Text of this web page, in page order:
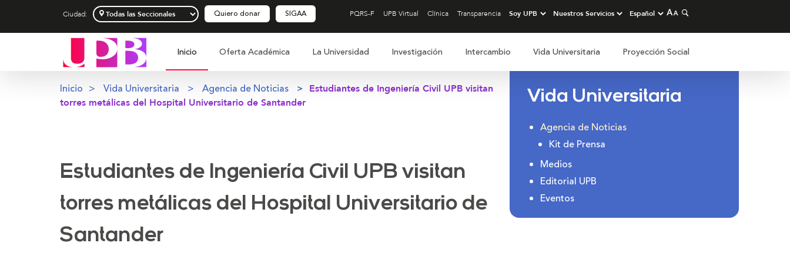
Ciudad: Quiero donar SIGAA PQRS-F UPB Virtual Clínica Transparencia
Inicio Oferta Académica La Universidad Investigación Intercambio Vida Universitaria Proyección Social
Vida Universitaria
Agencia de Noticias
Kit de Prensa
Medios
Editorial UPB
Eventos
Inicio Vida Universitaria Agencia de Noticias
Estudiantes de Ingeniería Civil UPB visitan
torres metálicas del Hospital Universitario de Santander
Estudiantes de Ingeniería Civil UPB visitan
torres metálicas del Hospital Universitario de
Santander